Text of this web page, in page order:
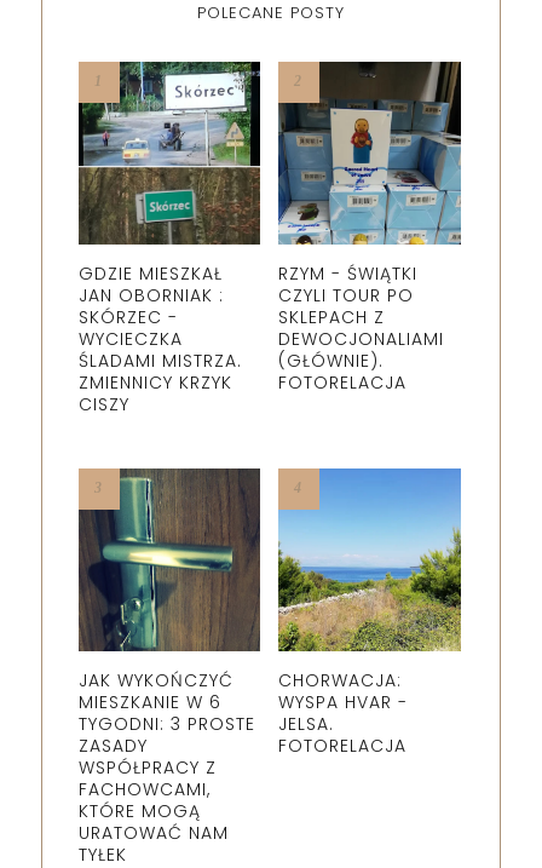
POLECANE POSTY
GDZIE MIESZKAŁ
JAN OBORNIAK :
SKÓRZEC -
WYCIECZKA
ŚLADAMI MISTRZA.
ZMIENNICY KRZYK
CISZY
RZYM - ŚWIĄTKI
CZYLI TOUR PO
SKLEPACH Z
DEWOCJONALIAMI
(GŁÓWNIE).
FOTORELACJA
JAK WYKOŃCZYĆ
MIESZKANIE W 6
TYGODNI: 3 PROSTE
ZASADY
WSPÓŁPRACY Z
FACHOWCAMI,
KTÓRE MOGĄ
URATOWAĆ NAM
TYŁEK
CHORWACJA:
WYSPA HVAR -
JELSA.
FOTORELACJA